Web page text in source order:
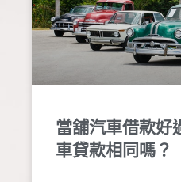
當舖汽車借款好
車貸款相同嗎？